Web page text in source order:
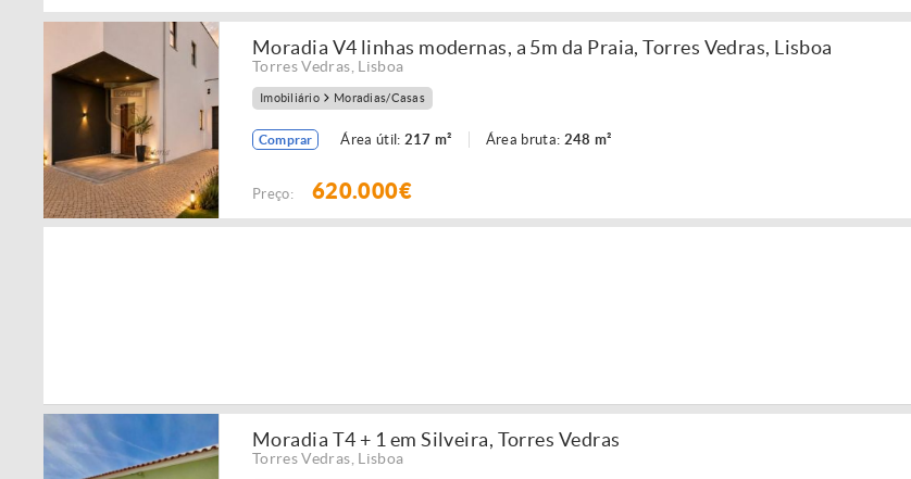
Moradia V4 linhas modernas, a 5m da Praia, Torres Vedras, Lisboa
Torres Vedras Lisboa
Imobiliário Moradias/Casas
Comprar Área útil: 217 m² Área bruta: 248 m²
Preço: 620.000€
Moradia T4 + 1 em Silveira, Torres Vedras
Torres Vedras Lisboa